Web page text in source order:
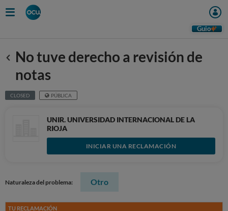
Guio
Anterior
No tuve derecho a revisión de
notas
CLOSED PÚBLICA
UNIR. UNIVERSIDAD INTERNACIONAL DE LA
RIOJA
INICIAR UNA RECLAMACIÓN
Naturaleza del problema: Otro
TU RECLAMACIÓN